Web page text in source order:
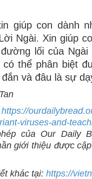
giúp con dành
Ngài. Xin giúp
lối của Ngài
có thể phân biệt
và đâu là sự
https://
viruses-and-
của Our Daily
giới thiệu được
khác tại: https://